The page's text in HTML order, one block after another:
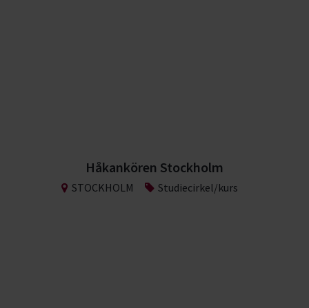
Håkankören Stockholm
STOCKHOLM Studiecirkel/kurs